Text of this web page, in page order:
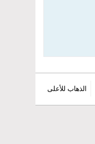
الذهاب للأعلى